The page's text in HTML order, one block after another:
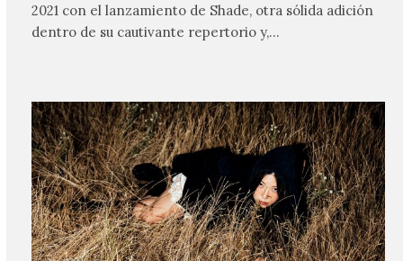
2021 con el lanzamiento de Shade, otra sólida adición
dentro de su cautivante repertorio y,…